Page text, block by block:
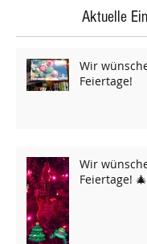
Aktuelle
Wir
Feiertage!
Wir
Feiertage! 🎄